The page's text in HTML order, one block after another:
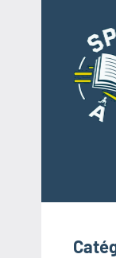
contenu